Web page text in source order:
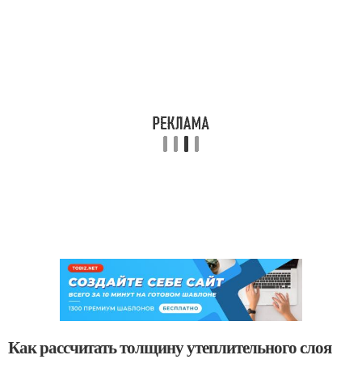
Как рассчитать толщину утеплительного слоя